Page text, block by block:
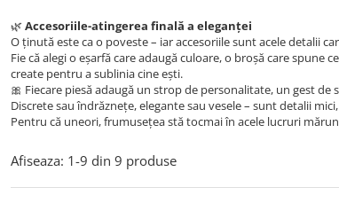
🌿Accesoriile-atingerea finală a eleganței
O ținută este ca o poveste – iar accesoriile sunt acele detalii
Fie că alegi o eșarfă care adaugă culoare, o broșă care spune
create pentru a sublinia cine ești.
🎀 Fiecare piesă adaugă un strop de personalitate, un gest
Discrete sau îndrăznețe, elegante sau vesele – sunt detalii
Pentru că uneori, frumusețea stă tocmai în acele lucruri
Afiseaza: 1-9 din 9 produse